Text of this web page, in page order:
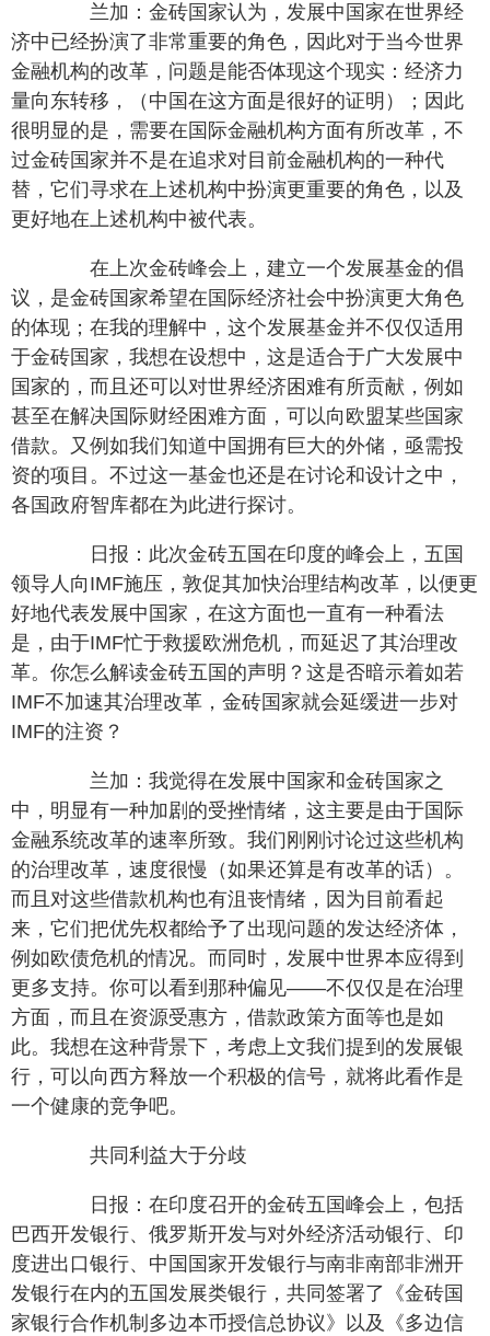
兰加：金砖国家认为，发展中国家在世界经
济中已经扮演了非常重要的角色，因此对于当今世界
金融机构的改革，问题是能否体现这个现实：经济力
量向东转移，（中国在这方面是很好的证明）；因此
很明显的是，需要在国际金融机构方面有所改革，不
过金砖国家并不是在追求对目前金融机构的一种代
替，它们寻求在上述机构中扮演更重要的角色，以及
更好地在上述机构中被代表。
在上次金砖峰会上，建立一个发展基金的倡
议，是金砖国家希望在国际经济社会中扮演更大角色
的体现；在我的理解中，这个发展基金并不仅仅适用
于金砖国家，我想在设想中，这是适合于广大发展中
国家的，而且还可以对世界经济困难有所贡献，例如
甚至在解决国际财经困难方面，可以向欧盟某些国家
借款。又例如我们知道中国拥有巨大的外储，亟需投
资的项目。不过这一基金也还是在讨论和设计之中，
各国政府智库都在为此进行探讨。
日报：此次金砖五国在印度的峰会上，五国
领导人向IMF施压，敦促其加快治理结构改革，以便更
好地代表发展中国家，在这方面也一直有一种看法
是，由于IMF忙于救援欧洲危机，而延迟了其治理改
革。你怎么解读金砖五国的声明？这是否暗示着如若
IMF不加速其治理改革，金砖国家就会延缓进一步对
IMF的注资？
兰加：我觉得在发展中国家和金砖国家之
中，明显有一种加剧的受挫情绪，这主要是由于国际
金融系统改革的速率所致。我们刚刚讨论过这些机构
的治理改革，速度很慢（如果还算是有改革的话）。
而且对这些借款机构也有沮丧情绪，因为目前看起
来，它们把优先权都给予了出现问题的发达经济体，
例如欧债危机的情况。而同时，发展中世界本应得到
更多支持。你可以看到那种偏见——不仅仅是在治理
方面，而且在资源受惠方，借款政策方面等也是如
此。我想在这种背景下，考虑上文我们提到的发展银
行，可以向西方释放一个积极的信号，就将此看作是
一个健康的竞争吧。
共同利益大于分歧
日报：在印度召开的金砖五国峰会上，包括
巴西开发银行、俄罗斯开发与对外经济活动银行、印
度进出口银行、中国国家开发银行与南非南部非洲开
发银行在内的五国发展类银行，共同签署了《金砖国
家银行合作机制多边本币授信总协议》以及《多边信